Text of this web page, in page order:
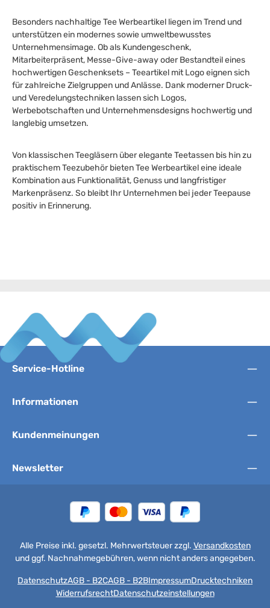
Besonders nachhaltige Tee Werbeartikel liegen im Trend und
unterstützen ein modernes sowie umweltbewusstes
Unternehmensimage. Ob als Kundengeschenk,
Mitarbeiterpräsent, Messe-Give-away oder Bestandteil eines
hochwertigen Geschenksets – Teeartikel mit Logo eignen sich
für zahlreiche Zielgruppen und Anlässe. Dank moderner Druck-
und Veredelungstechniken lassen sich Logos,
Werbebotschaften und Unternehmensdesigns hochwertig und
langlebig umsetzen.
Von klassischen Teegläsern über elegante Teetassen bis hin zu
praktischem Teezubehör bieten Tee Werbeartikel eine ideale
Kombination aus Funktionalität, Genuss und langfristiger
Markenpräsenz. So bleibt Ihr Unternehmen bei jeder Teepause
positiv in Erinnerung.
Service-Hotline
Informationen
Kundenmeinungen
Newsletter
Alle Preise inkl. gesetzl. Mehrwertsteuer zzgl. Versandkosten
und ggf. Nachnahmegebühren, wenn nicht anders angegeben.
DatenschutzAGB - B2CAGB - B2BImpressumDrucktechniken
WiderrufsrechtDatenschutzeinstellungen